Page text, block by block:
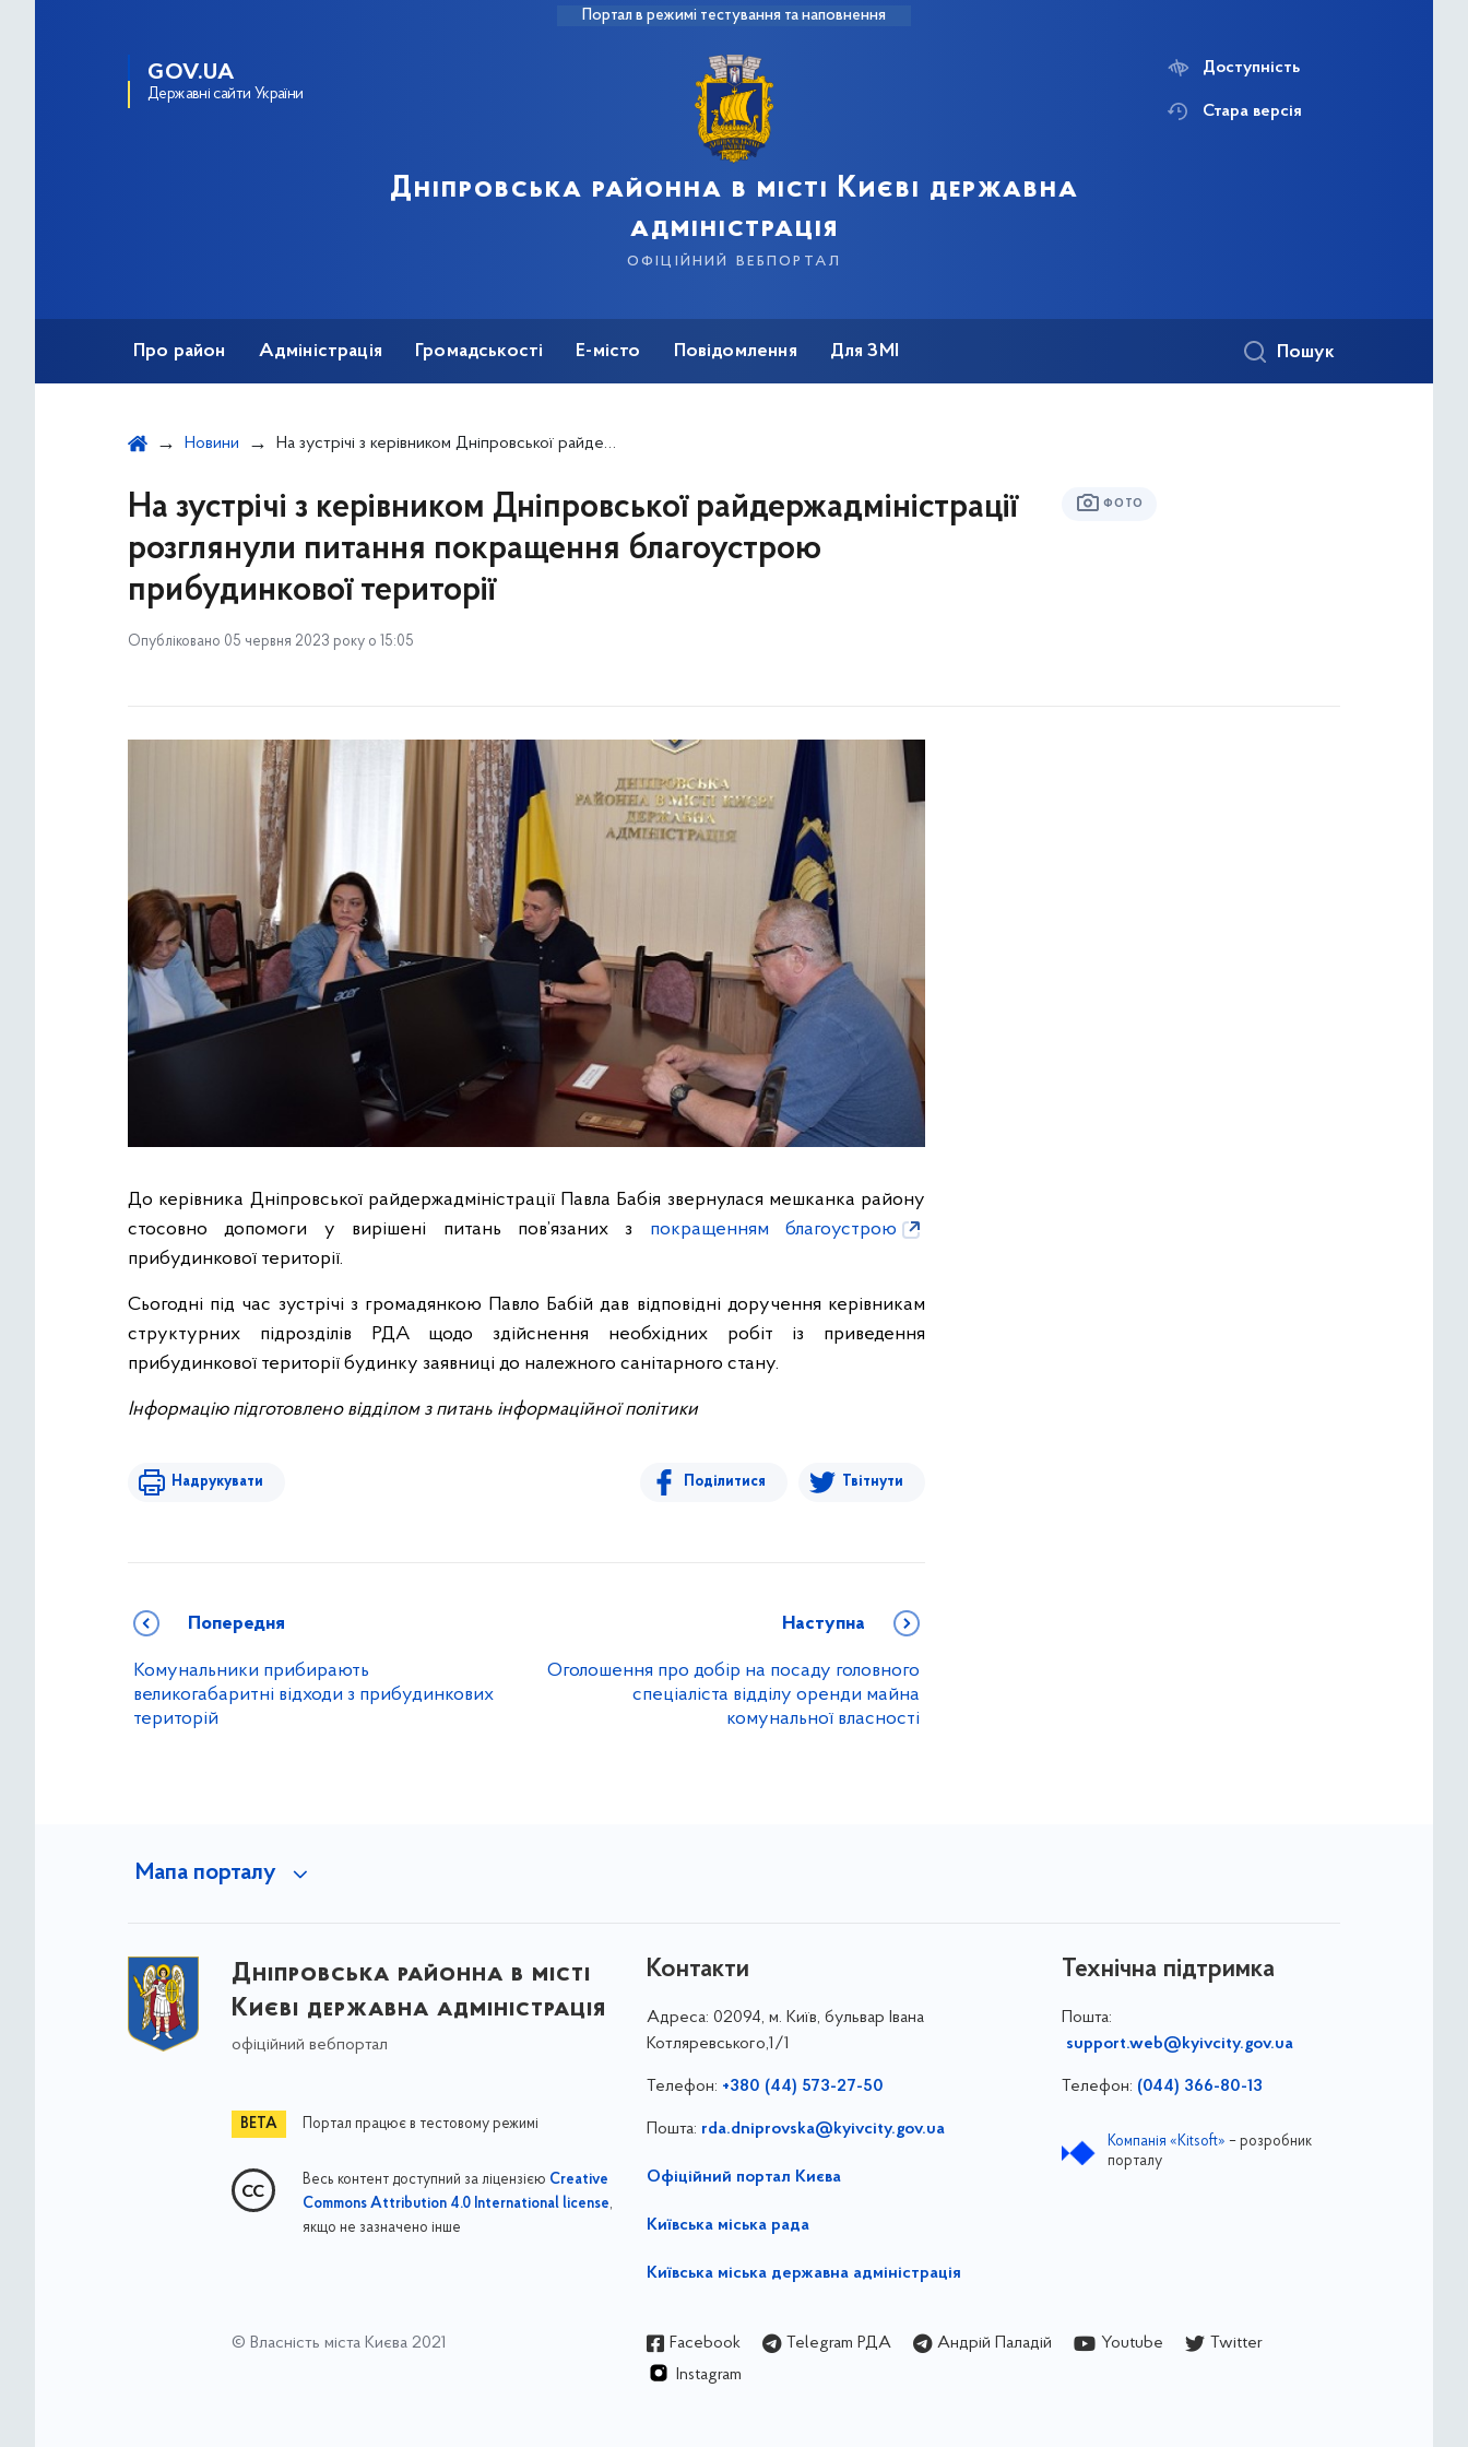
Портал в режимі тестування та наповнення
GOV.UA
Державні сайти України
Дніпровська районна в місті Києві державна
адміністрація
офіційний вебпортал
Доступність
Стара версія
Про район Адміністрація Громадськості Е-місто Повідомлення Для ЗМІ Пошук
Новини На зустрічі з керівником Дніпровської райдержадміністрації розглянули питання покращення благоустрою прибудинкової території
На зустрічі з керівником Дніпровської райдержадміністрації
розглянули питання покращення благоустрою
прибудинкової території
Опубліковано 05 червня 2023 року о 15:05
ФОТО
До керівника Дніпровської райдержадміністрації Павла Бабія звернулася мешканка району
стосовно допомоги у вирішені питань пов’язаних з покращенням благоустрою
прибудинкової території.
Сьогодні під час зустрічі з громадянкою Павло Бабій дав відповідні доручення керівникам
структурних підрозділів РДА щодо здійснення необхідних робіт із приведення
прибудинкової території будинку заявниці до належного санітарного стану.
Інформацію підготовлено відділом з питань інформаційної політики
Надрукувати Поділитися Твітнути
Попередня
Комунальники прибирають
великогабаритні відходи з прибудинкових
територій
Наступна
Оголошення про добір на посаду головного
спеціаліста відділу оренди майна
комунальної власності
Мапа порталу
Дніпровська районна в місті
Києві державна адміністрація
офіційний вебпортал
Портал працює в тестовому режимі
Весь контент доступний за ліцензією Creative
Commons Attribution 4.0 International license,
якщо не зазначено інше
Контакти
Адреса: 02094, м. Київ, бульвар Івана
Котляревського,1/1
Телефон: +380 (44) 573-27-50
Пошта: rda.dniprovska@kyivcity.gov.ua
Офіційний портал Києва
Київська міська рада
Київська міська державна адміністрація
Технічна підтримка
Пошта:
support.web@kyivcity.gov.ua
Телефон: (044) 366-80-13
Компанія «Kitsoft» – розробник
порталу
© Власність міста Києва 2021 Facebook Telegram РДА Андрій Паладій Youtube
Twitter
Instagram